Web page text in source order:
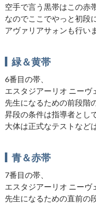
空手で言う黒帯はこの赤
なのでここでやっと初段
アヴァリアサォンも行い
緑＆黄帯
6番目の帯、
エスタジアーリオ ニー
先生になるための前段階
昇段の条件は指導者とし
大体は正式なテストなど
青＆赤帯
7番目の帯、
エスタジアーリオ ニー
先生になるための直前の